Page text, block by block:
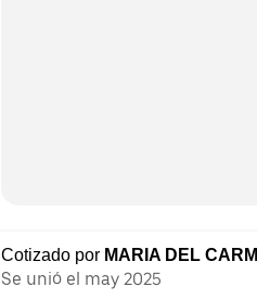
Cotizado por MARIA DEL
Se unió el may 2025